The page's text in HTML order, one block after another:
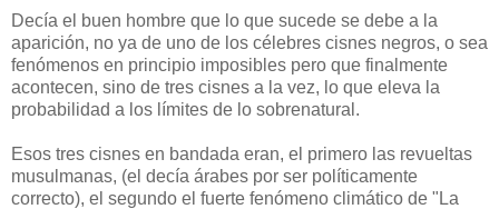
Decía el buen hombre que lo que sucede se debe a la
aparición, no ya de uno de los célebres cisnes negros, o sea
fenómenos en principio imposibles pero que finalmente
acontecen, sino de tres cisnes a la vez, lo que eleva la
probabilidad a los límites de lo sobrenatural.
Esos tres cisnes en bandada eran, el primero las revueltas
musulmanas, (el decía árabes por ser políticamente
correcto), el segundo el fuerte fenómeno climático de "La